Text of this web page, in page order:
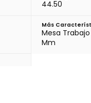
44.50
Más
Mesa
Mm